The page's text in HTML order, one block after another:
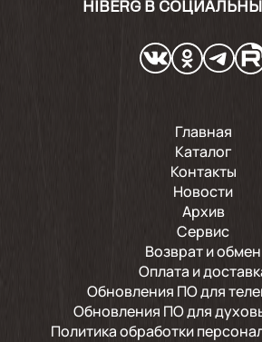
HIBERG В
Главная
Каталог
Контакты
Новости
Архив
Сервис
Возврат и обмен
Оплата и
Обновления ПО для
Обновления ПО для
Политика обработки